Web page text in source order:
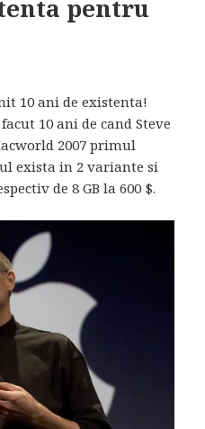
pentru
10 ani de existenta!
10 ani de cand Steve
2007 primul
exista in 2 variante si
de 8 GB la 600 $.